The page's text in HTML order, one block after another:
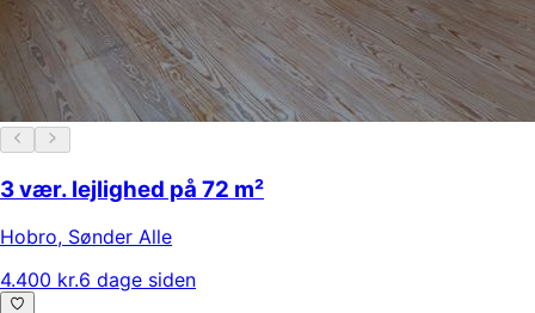
3 vær. lejlighed på 72 m²
Hobro, Sønder Alle
4.400 kr.6 dage siden